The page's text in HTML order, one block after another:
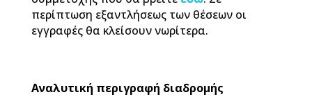
περίπτωση εξαντλήσεως των θέσεων οι
εγγραφές θα κλείσουν νωρίτερα.
Αναλυτική περιγραφή διαδρομής